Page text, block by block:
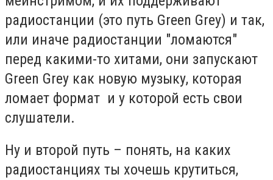
радиостанции (это путь Green Grey) и так,
или иначе радиостанции "ломаются"
перед какими-то хитами, они запускают
Green Grey как новую музыку, которая
ломает формат и у которой есть свои
слушатели.
Ну и второй путь – понять, на каких
радиостанциях ты хочешь крутиться,